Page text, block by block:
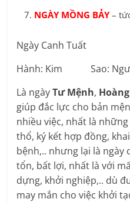
NGÀY MỒNG BẢY–
Ngày Canh
Hành: Kim Sao:
Là ngàyTư Mệnh,
giúp đắc lực cho bản
nhiều việc, nhất là
thổ, ký kết hợp đồng,
bệnh,.. nhưng lại là ngày
tổn, bất lợi, nhất là với
dựng, khởi nghiệp,.. dù
may mắn cho việc khởi